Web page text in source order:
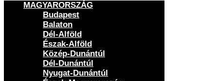
MAGYARORSZÁG
Budapest
Balaton
Dél-Alföld
Észak-Alföld
Közép-Dunántúl
Dél-Dunántúl
Nyugat-Dunántúl